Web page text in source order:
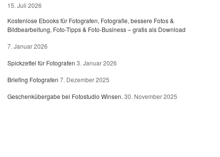
15. Juli 2026
Kostenlose Ebooks für Fotografen, Fotografie, bessere Fotos &
Bildbearbeitung, Foto-Tipps & Foto-Business – gratis als Download
7. Januar 2026
Spickzettel für Fotografen 3. Januar 2026
Briefing Fotografen 7. Dezember 2025
Geschenkübergabe bei Fotostudio Winsen. 30. November 2025